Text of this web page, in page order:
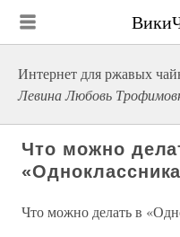
Интернет для ржавых
Левина Любовь
Что можно
Что можно делать в